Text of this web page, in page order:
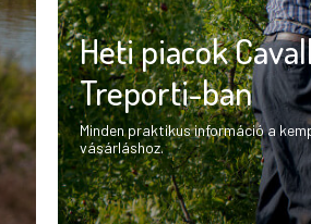
Heti piacok
Treporti-ban
Minden praktikus információ a
vásárláshoz.